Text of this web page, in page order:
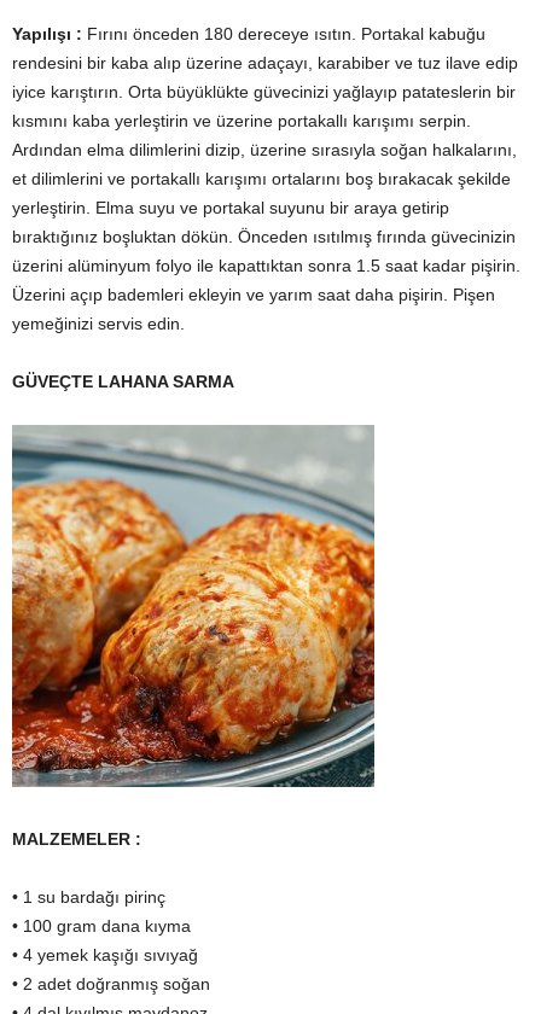
Yapılışı : Fırını önceden 180 dereceye ısıtın. Portakal kabuğu
rendesini bir kaba alıp üzerine adaçayı, karabiber ve tuz ilave edip
iyice karıştırın. Orta büyüklükte güvecinizi yağlayıp patateslerin bir
kısmını kaba yerleştirin ve üzerine portakallı karışımı serpin.
Ardından elma dilimlerini dizip, üzerine sırasıyla soğan halkalarını,
et dilimlerini ve portakallı karışımı ortalarını boş bırakacak şekilde
yerleştirin. Elma suyu ve portakal suyunu bir araya getirip
bıraktığınız boşluktan dökün. Önceden ısıtılmış fırında güvecinizin
üzerini alüminyum folyo ile kapattıktan sonra 1.5 saat kadar pişirin.
Üzerini açıp bademleri ekleyin ve yarım saat daha pişirin. Pişen
yemeğinizi servis edin.
GÜVEÇTE LAHANA SARMA
MALZEMELER :
• 1 su bardağı pirinç
• 100 gram dana kıyma
• 4 yemek kaşığı sıvıyağ
• 2 adet doğranmış soğan